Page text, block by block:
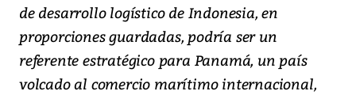
de desarrollo logístico de Indonesia, en
proporciones guardadas, podría ser un
referente estratégico para Panamá, un país
volcado al comercio marítimo internacional,